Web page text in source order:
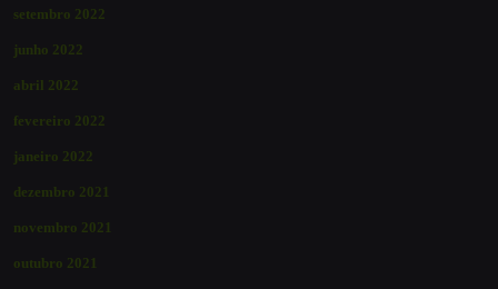
setembro 2022
junho 2022
abril 2022
fevereiro 2022
janeiro 2022
dezembro 2021
novembro 2021
outubro 2021